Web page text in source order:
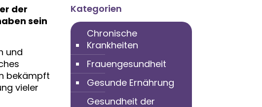
der
sein
und
bekämpft
vieler
Kategorien
Chronische
Krankheiten
Frauengesundheit
Gesunde Ernährung
Gesundheit der